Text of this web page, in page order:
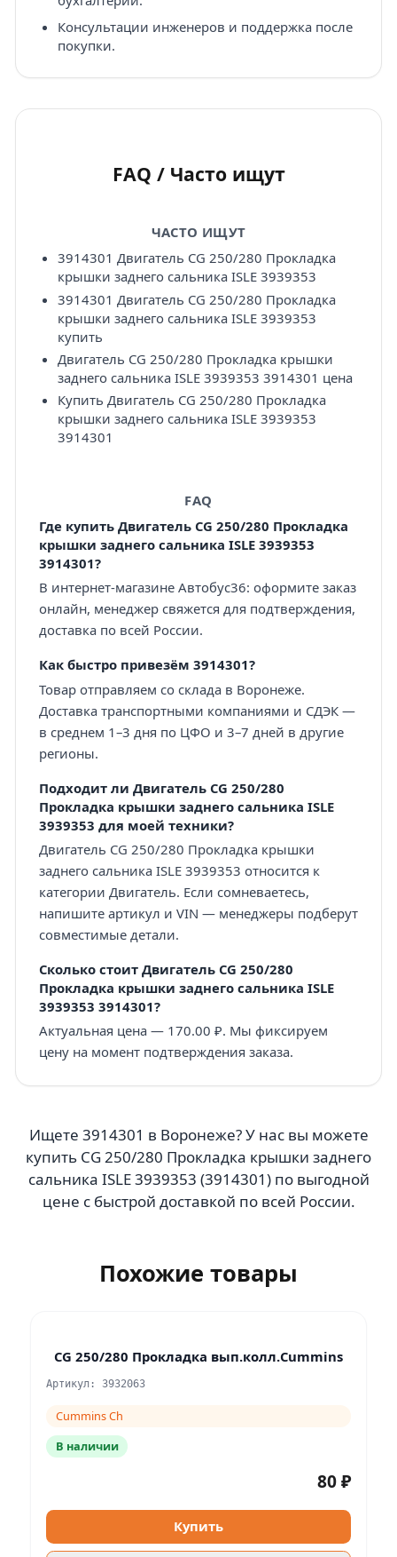
Консультации инженеров и поддержка после
покупки.
FAQ / Часто ищут
ЧАСТО ИЩУТ
3914301 Двигатель CG 250/280 Прокладка
крышки заднего сальника ISLE 3939353
3914301 Двигатель CG 250/280 Прокладка
крышки заднего сальника ISLE 3939353
купить
Двигатель CG 250/280 Прокладка крышки
заднего сальника ISLE 3939353 3914301 цена
Купить Двигатель CG 250/280 Прокладка
крышки заднего сальника ISLE 3939353
3914301
FAQ
Где купить Двигатель CG 250/280 Прокладка
крышки заднего сальника ISLE 3939353
3914301?
В интернет-магазине Автобус36: оформите заказ
онлайн, менеджер свяжется для подтверждения,
доставка по всей России.
Как быстро привезём 3914301?
Товар отправляем со склада в Воронеже.
Доставка транспортными компаниями и СДЭК —
в среднем 1–3 дня по ЦФО и 3–7 дней в другие
регионы.
Подходит ли Двигатель CG 250/280
Прокладка крышки заднего сальника ISLE
3939353 для моей техники?
Двигатель CG 250/280 Прокладка крышки
заднего сальника ISLE 3939353 относится к
категории Двигатель. Если сомневаетесь,
напишите артикул и VIN — менеджеры подберут
совместимые детали.
Сколько стоит Двигатель CG 250/280
Прокладка крышки заднего сальника ISLE
3939353 3914301?
Актуальная цена — 170.00 ₽. Мы фиксируем
цену на момент подтверждения заказа.
Ищете 3914301 в Воронеже? У нас вы можете
купить CG 250/280 Прокладка крышки заднего
сальника ISLE 3939353 (3914301) по выгодной
цене с быстрой доставкой по всей России.
Похожие товары
CG 250/280 Прокладка вып.колл.Cummins
Артикул: 3932063
Cummins Ch
В наличии
80 ₽
Купить